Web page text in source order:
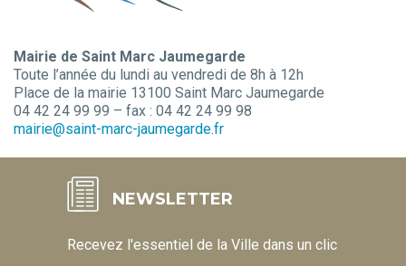
Mairie de Saint Marc Jaumegarde
Toute l’année du lundi au vendredi de 8h à 12h
Place de la mairie 13100 Saint Marc Jaumegarde
04 42 24 99 99 – fax : 04 42 24 99 98
mairie@saint-marc-jaumegarde.fr
NEWSLETTER
Recevez l'essentiel de la Ville dans un clic